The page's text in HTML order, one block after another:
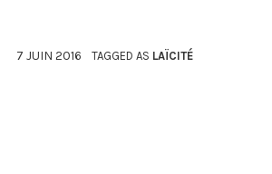
7 JUIN 2016 TAGGED AS LAÏCITÉ